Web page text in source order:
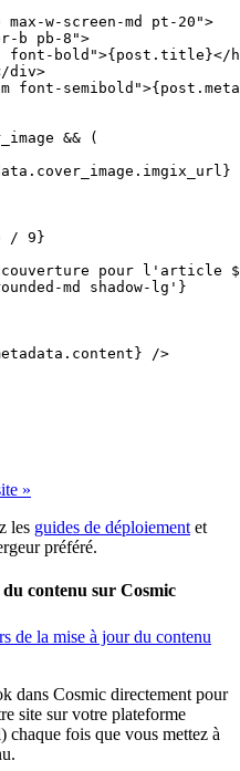
max-w-screen-md pt-20 ">
b pb-8 ">
font-bold ">{post . title}</
div>
font-semibold ">{post .
&& (
. cover_image . imgix_url }
/ 9}
couverture pour l'article
md shadow-lg ' }
. content} />
»
les guides de déploiement et
préféré.
contenu sur Cosmic
de la mise à jour du contenu
dans Cosmic directement pour
site sur votre plateforme
chaque fois que vous mettez à